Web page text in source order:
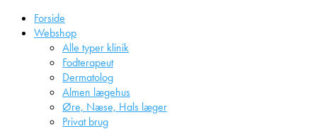
Forside
Webshop
Alle typer klinik
Fodterapeut
Dermatolog
Almen lægehus
Øre, Næse, Hals læger
Privat brug